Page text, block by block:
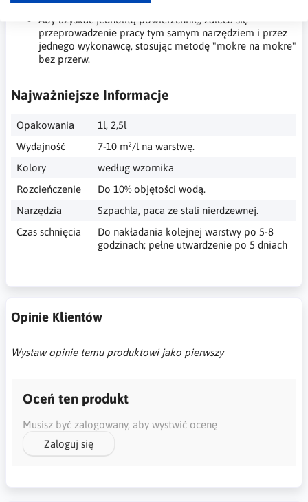
pożądany efekt.
Aby uzyskać jednolitą powierzchnię, zaleca się
przeprowadzenie pracy tym samym narzędziem i przez
jednego wykonawcę, stosując metodę "mokre na mokre"
bez przerw.
Najważniejsze Informacje
Opakowania
1l, 2,5l
Wydajność
7-10 m²/l na warstwę.
Kolory
według wzornika
Rozcieńczenie
Do 10% objętości wodą.
Narzędzia
Szpachla, paca ze stali nierdzewnej.
Czas schnięcia
Do nakładania kolejnej warstwy po 5-8
godzinach; pełne utwardzenie po 5 dniach
Opinie Klientów
Wystaw opinie temu produktowi jako pierwszy
Oceń ten produkt
Musisz być zalogowany, aby wystwić ocenę
Zaloguj się